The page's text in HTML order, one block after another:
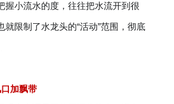
握小流水的度，往往把水流开到很
就限制了水龙头的“活动”范围，彻底
加飘带